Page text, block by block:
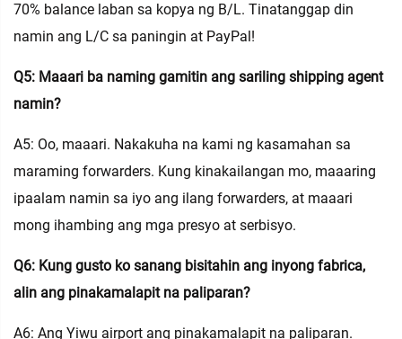
70% balance laban sa kopya ng B/L. Tinatanggap din
namin ang L/C sa paningin at PayPal!
Q5: Maaari ba naming gamitin ang sariling shipping agent
namin?
A5: Oo, maaari. Nakakuha na kami ng kasamahan sa
maraming forwarders. Kung kinakailangan mo, maaaring
ipaalam namin sa iyo ang ilang forwarders, at maaari
mong ihambing ang mga presyo at serbisyo.
Q6: Kung gusto ko sanang bisitahin ang inyong fabrica,
alin ang pinakamalapit na paliparan?
A6: Ang Yiwu airport ang pinakamalapit na paliparan.